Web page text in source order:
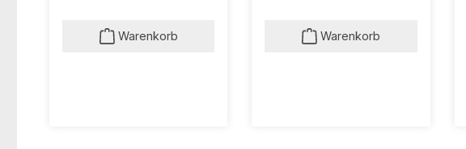
Warenkorb Warenkorb